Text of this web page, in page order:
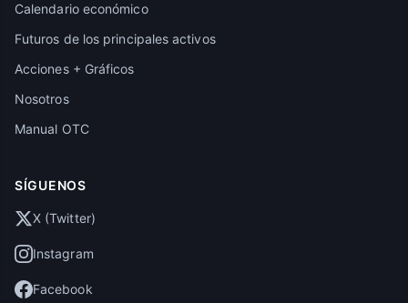
Calendario económico
Futuros de los principales activos
Acciones + Gráficos
Nosotros
Manual OTC
SÍGUENOS
X (Twitter)
Instagram
Facebook